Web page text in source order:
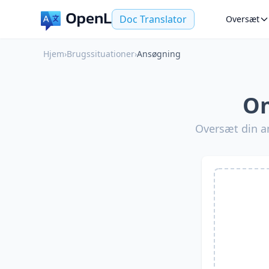
Doc Translator Oversæt
Hjem›Brugssituationer›Ansøgning
Oversæt din